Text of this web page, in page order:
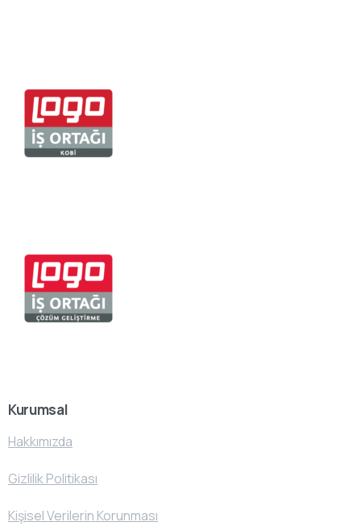
Kurumsal
Hakkımızda
Gizlilik Politikası
Kişisel Verilerin Korunması